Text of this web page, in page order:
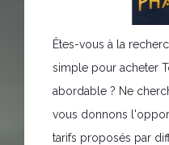
Êtes-vous à la
simple pour acheter
abordable ? Ne
vous donnons
tarifs proposés par